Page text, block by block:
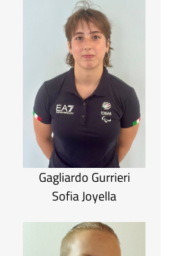
Gagliardo Gurrieri
Sofia Joyella